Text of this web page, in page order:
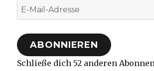
E-
Mail-
Adresse
ABONNIEREN
Schließe dich 52 anderen